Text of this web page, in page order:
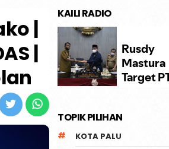
|
|
KAILI RADIO
TOPIK PILIHAN
KOTA PALU